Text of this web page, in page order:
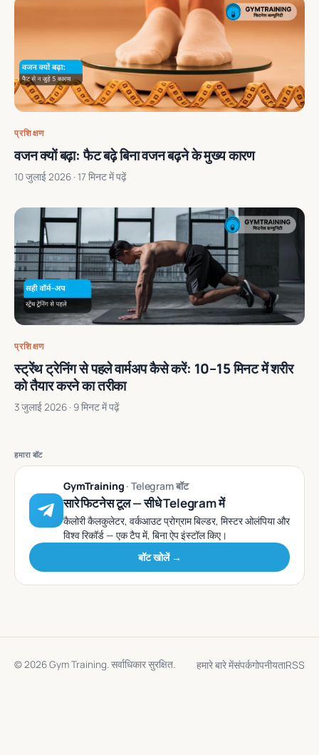
प्रशिक्षण
वजन क्यों बढ़ा: फैट बढ़े बिना वजन बढ़ने के मुख्य कारण
10 जुलाई 2026 · 17 मिनट में पढ़ें
प्रशिक्षण
स्ट्रेंथ ट्रेनिंग से पहले वार्मअप कैसे करें: 10–15 मिनट में शरीर
को तैयार करने का तरीका
3 जुलाई 2026 · 9 मिनट में पढ़ें
हमारा बॉट
GymTraining · Telegram बॉट
सारे फिटनेस टूल — सीधे Telegram में
कैलोरी कैलकुलेटर, वर्कआउट प्रोग्राम बिल्डर, मिस्टर ओलंपिया और
विश्व रिकॉर्ड — एक टैप में, बिना ऐप इंस्टॉल किए।
बॉट खोलें →
© 2026 Gym Training. सर्वाधिकार सुरक्षित. हमारे बारे मेंसंपर्कगोपनीयताRSS